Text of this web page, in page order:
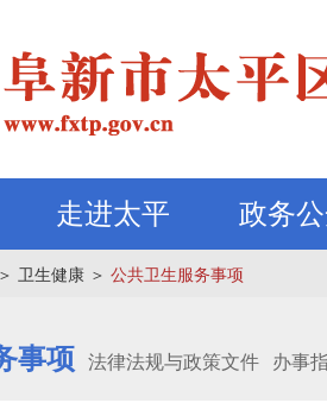
走进太平 政务
＞ 卫生健康 ＞ 公共卫生服务事项
事项 法律法规与政策文件 办事